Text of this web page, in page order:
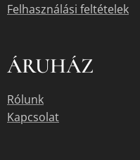
Felhasználási feltételek
ÁRUHÁZ
Rólunk
Kapcsolat